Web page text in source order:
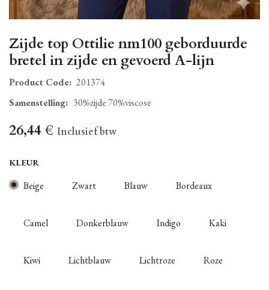
Zijde top Ottilie nm100 geborduurde
bretel in zijde en gevoerd A-lijn
Product Code: 201374
Samenstelling: 30%zijde 70%viscose
26,44 € Inclusief btw
KLEUR
Beige Zwart Blauw Bordeaux
Camel Donkerblauw Indigo Kaki
Kiwi Lichtblauw Lichtroze Roze